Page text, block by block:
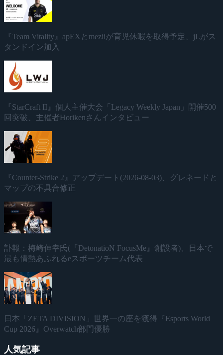
『Team Vitality』apEXとmeziiが育児休暇を取得予定、jLがス
タンドイン加入
『StarCraft II』個人主催大会「Legacy Weekly Japan」開催500
回突破、主催者Horikenさんインタビュー
『Counter-Strike 2』アップデート(2026-08-03)、グレネードと
マップの不具合修正
訃報：梅崎伸幸氏(『DetonatioN FocusMe』創設者)、日本で
最も情熱あふれるeスポーツチーム代表
日本「ZETA DIVISION」世界一の座を獲得『Esports World
Cup 2026』Overwatch部門優勝
人気記事